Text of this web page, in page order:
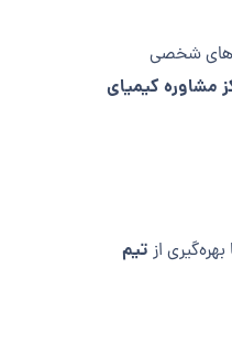
شخصی
مشاوره کیمیای
از تیم